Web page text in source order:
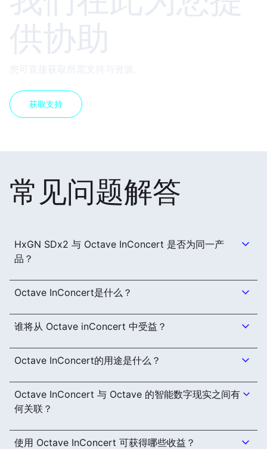
供协助
您可直接获取所需支持与资源。
获取支持
常见问题解答
HxGN SDx2 与 Octave InConcert 是否为同一产
品？
Octave InConcert是什么？
谁将从 Octave inConcert 中受益？
Octave InConcert的用途是什么？
Octave InConcert 与 Octave 的智能数字现实之间有
何关联？
使用 Octave InConcert 可获得哪些收益？